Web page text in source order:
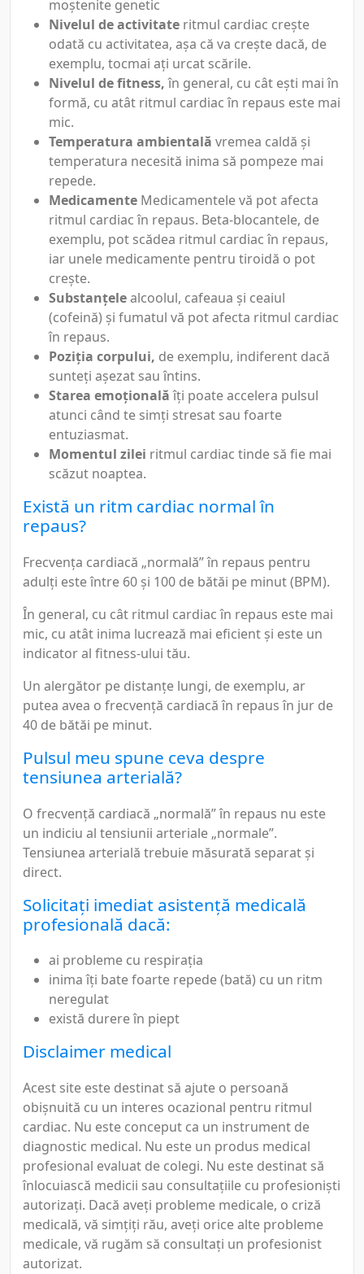
moștenite genetic
Nivelul de activitate ritmul cardiac crește
odată cu activitatea, așa că va crește dacă, de
exemplu, tocmai ați urcat scările.
Nivelul de fitness,în general, cu cât ești mai în
formă, cu atât ritmul cardiac în repaus este mai
mic.
Temperatura ambientală vremea caldă și
temperatura necesită inima să pompeze mai
repede.
Medicamente Medicamentele vă pot afecta
ritmul cardiac în repaus. Beta-blocantele, de
exemplu, pot scădea ritmul cardiac în repaus,
iar unele medicamente pentru tiroidă o pot
crește.
Substanțelealcoolul, cafeaua și ceaiul
(cofeină) și fumatul vă pot afecta ritmul cardiac
în repaus.
Poziția corpului, de exemplu, indiferent dacă
sunteți așezat sau întins.
Starea emoționalăîți poate accelera pulsul
atunci când te simți stresat sau foarte
entuziasmat.
Momentul zilei ritmul cardiac tinde să fie mai
scăzut noaptea.
Există un ritm cardiac normal în
repaus?
Frecvența cardiacă „normală” în repaus pentru
adulți este între 60 și 100 de bătăi pe minut (BPM).
În general, cu cât ritmul cardiac în repaus este mai
mic, cu atât inima lucrează mai eficient și este un
indicator al fitness-ului tău.
Un alergător pe distanțe lungi, de exemplu, ar
putea avea o frecvență cardiacă în repaus în jur de
40 de bătăi pe minut.
Pulsul meu spune ceva despre
tensiunea arterială?
O frecvență cardiacă „normală” în repaus nu este
un indiciu al tensiunii arteriale „normale”.
Tensiunea arterială trebuie măsurată separat și
direct.
Solicitați imediat asistență medicală
profesională dacă:
ai probleme cu respirația
inima îți bate foarte repede (bată) cu un ritm
neregulat
există durere în piept
Disclaimer medical
Acest site este destinat să ajute o persoană
obișnuită cu un interes ocazional pentru ritmul
cardiac. Nu este conceput ca un instrument de
diagnostic medical. Nu este un produs medical
profesional evaluat de colegi. Nu este destinat să
înlocuiască medicii sau consultațiile cu profesioniști
autorizați. Dacă aveți probleme medicale, o criză
medicală, vă simțiți rău, aveți orice alte probleme
medicale, vă rugăm să consultați un profesionist
autorizat.